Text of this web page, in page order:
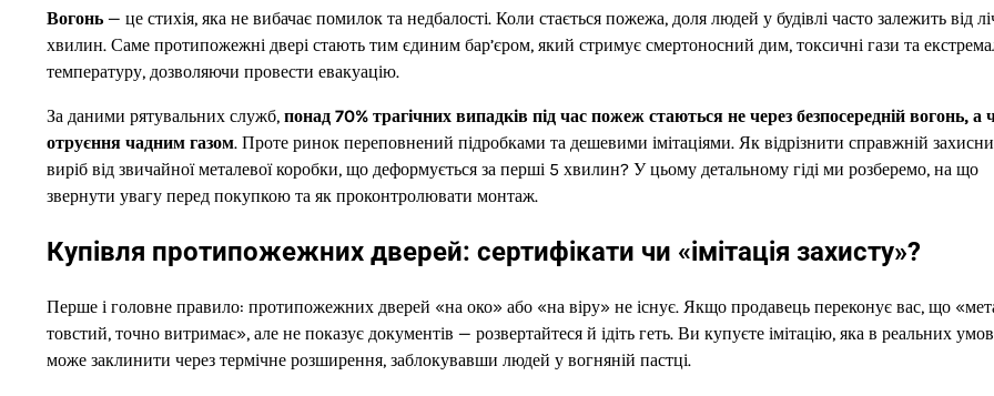
Вогонь — це стихія, яка не вибачає помилок та недбалості. Коли стається пожежа, доля людей у будівлі часто залежить від
хвилин. Саме протипожежні двері стають тим єдиним бар’єром, який стримує смертоносний дим, токсичні гази та
температуру, дозволяючи провести евакуацію.
За даними рятувальних служб, понад 70% трагічних випадків під час пожеж стаються не через безпосередній вогонь, а
отруєння чадним газом. Проте ринок переповнений підробками та дешевими імітаціями. Як відрізнити справжній
виріб від звичайної металевої коробки, що деформується за перші 5 хвилин? У цьому детальному гіді ми розберемо, на що
звернути увагу перед покупкою та як проконтролювати монтаж.
Купівля протипожежних дверей: сертифікати чи «імітація захисту»?
Перше і головне правило: протипожежних дверей «на око» або «на віру» не існує. Якщо продавець переконує вас, що
товстий, точно витримає», але не показує документів — розвертайтеся й ідіть геть. Ви купуєте імітацію, яка в реальних
може заклинити через термічне розширення, заблокувавши людей у вогняній пастці.